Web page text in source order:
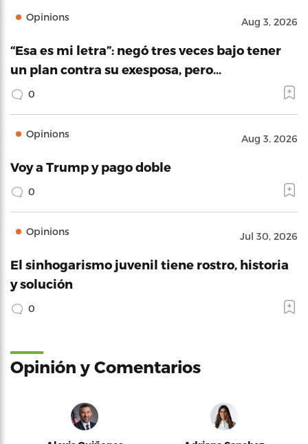
Opinions Aug 3, 2026
“Esa es mi letra”: negó tres veces bajo tener
un plan contra su exesposa, pero…
0
Opinions Aug 3, 2026
Voy a Trump y pago doble
0
Opinions Jul 30, 2026
El sinhogarismo juvenil tiene rostro, historia
y solución
0
Opinión y Comentarios